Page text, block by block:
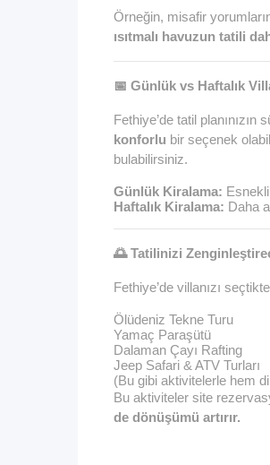
Örneğin, misafir
ısıtmalı havuzun tatili
📅 Günlük vs Haftalık
Fethiye’de tatil
konforlu bir seçenek
bulabilirsiniz.
Günlük Kiralama:
Haftalık Kiralama: Daha
🌅 Tatilinizi
Fethiye’de villanızı
Ölüdeniz Tekne Turu
Yamaç Paraşütü
Dalaman Çayı Rafting
Jeep Safari & ATV Turları
(Bu gibi aktivitelerle hem
Bu aktiviteler site
de dönüşümü artırır.